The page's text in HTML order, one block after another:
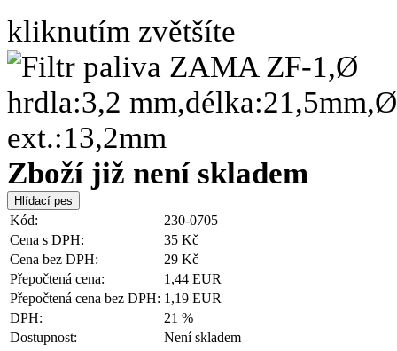
kliknutím zvětšíte
Zboží již není skladem
Kód:
230-0705
Cena s DPH:
35 Kč
Cena bez DPH:
29 Kč
Přepočtená cena:
1,44 EUR
Přepočtená cena bez DPH: 1,19 EUR
DPH:
21 %
Dostupnost:
Není skladem